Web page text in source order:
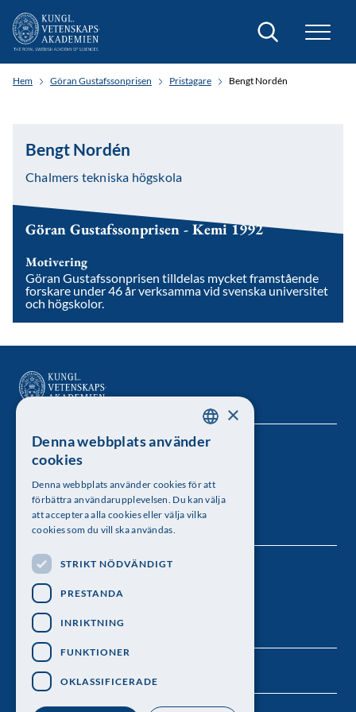
Sök
Hem Göran Gustafssonprisen Pristagare Bengt Nordén
Bengt Nordén
Chalmers tekniska högskola
Göran Gustafssonprisen - Kemi 1992
Motivering
Göran Gustafssonprisen tilldelas mycket framstående
forskare under 46 år verksamma vid svenska universitet
och högskolor.
Kungl. Vetenskapsakademien
Besöksadress: Lilla Frescativägen 4A
Telefon: 08-673 95 00
Följ oss
SWEDISH
×
Denna webbplats använder
cookies
Denna webbplats använder cookies för att
förbättra användarupplevelsen. Du kan välja
att acceptera alla cookies eller välja vilka
cookies som du vill ska användas.
STRIKT NÖDVÄNDIGT
PRESTANDA
INRIKTNING
FUNKTIONER
OKLASSIFICERADE